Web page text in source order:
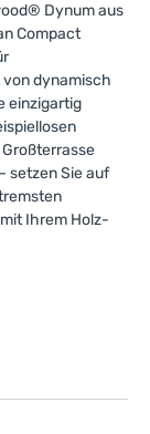
Dynum aus
Compact
dynamisch
einzigartig
setzen Sie auf
Ihrem Holz-